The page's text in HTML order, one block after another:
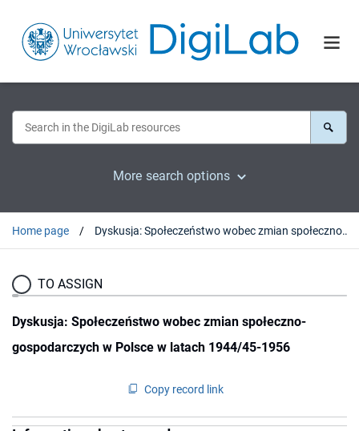
More search options
Home page Dyskusja: Społeczeństwo wobec zmian społeczno-gospodarczych w Polsce w latach 1944/45-1956
TO ASSIGN
Dyskusja: Społeczeństwo wobec zmian społeczno-
gospodarczych w Polsce w latach 1944/45-1956
Copy record link